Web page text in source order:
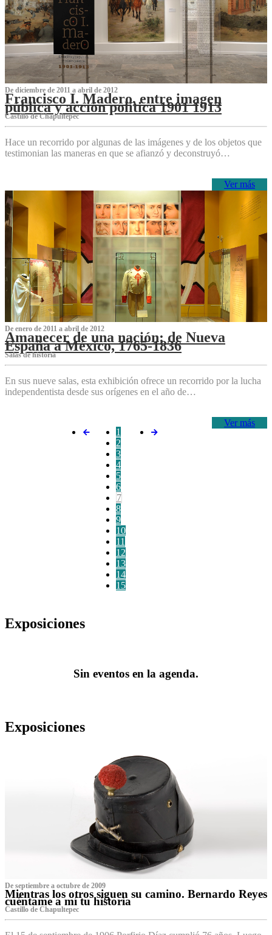
De diciembre de 2011 a abril de 2012
Francisco I. Madero, entre imagen
pública y acción política 1901 1913
Castillo de Chapultepec
Hace un recorrido por algunas de las imágenes y de los objetos que
testimonian las maneras en que se afianzó y deconstruyó…
Ver más
De enero de 2011 a abril de 2012
Amanecer de una nación: de Nueva
España a México, 1765-1836
Salas de historia
En sus nueve salas, esta exhibición ofrece un recorrido por la lucha
independentista desde sus orígenes en el año de…
Ver más
1
2
3
4
5
6
7
8
9
10
11
12
13
14
15
Exposiciones
Sin eventos en la agenda.
Exposiciones
De septiembre a octubre de 2009
Mientras los otros siguen su camino. Bernardo Reyes
cuéntame a mí tu historia
Castillo de Chapultepec